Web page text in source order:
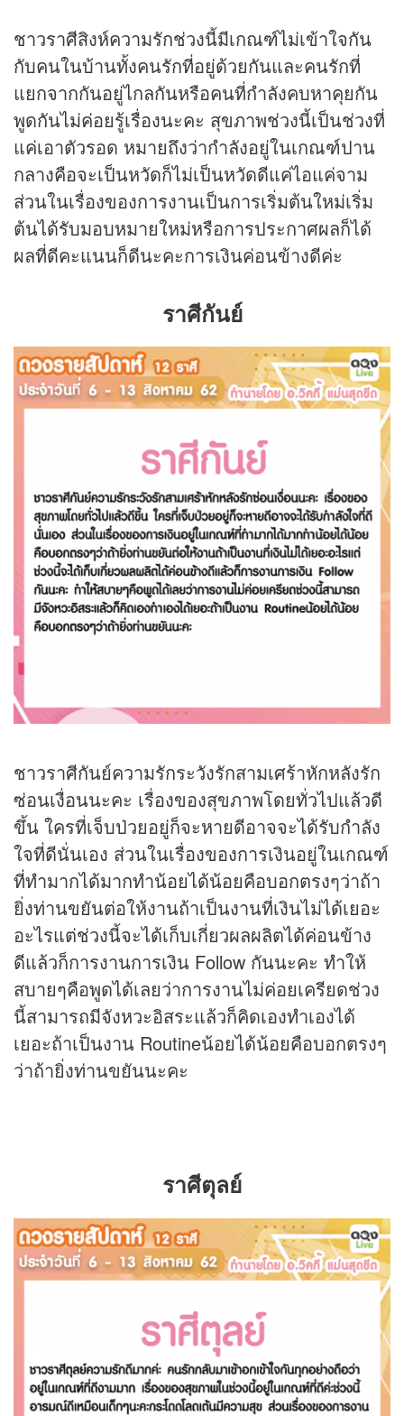
ชาวราศีสิงห์ความรักช่วงนี้มีเกณฑ์ไม่เข้าใจกัน
กับคนในบ้านทั้งคนรักที่อยู่ด้วยกันและคนรักที่
แยกจากกันอยู่ไกลกันหรือคนที่กำลังคบหาคุยกัน
พูดกันไม่ค่อยรู้เรื่องนะคะ สุขภาพช่วงนี้เป็นช่วงที่
แค่เอาตัวรอด หมายถึงว่ากำลังอยู่ในเกณฑ์ปาน
กลางคือจะเป็นหวัดก็ไม่เป็นหวัดดีแค่ไอแค่จาม
ส่วนในเรื่องของการงานเป็นการเริ่มต้นใหม่เริ่ม
ต้นได้รับมอบหมายใหม่หรือการประกาศผลก็ได้
ผลที่ดีคะแนนก็ดีนะคะการเงินค่อนข้างดีค่ะ
ราศีกันย์
ชาวราศีกันย์ความรักระวังรักสามเศร้าหักหลังรัก
ซ่อนเงื่อนนะคะ เรื่องของสุขภาพโดยทั่วไปแล้วดี
ขึ้น ใครที่เจ็บป่วยอยู่ก็จะหายดีอาจจะได้รับกำลัง
ใจที่ดีนั่นเอง ส่วนในเรื่องของการเงินอยู่ในเกณฑ์
ที่ทำมากได้มากทำน้อยได้น้อยคือบอกตรงๆว่าถ้า
ยิ่งท่านขยันต่อให้งานถ้าเป็นงานที่เงินไม่ได้เยอะ
อะไรแต่ช่วงนี้จะได้เก็บเกี่ยวผลผลิตได้ค่อนข้าง
ดีแล้วก็การงานการเงิน Follow กันนะคะ ทำให้
สบายๆคือพูดได้เลยว่าการงานไม่ค่อยเครียดช่วง
นี้สามารถมีจังหวะอิสระแล้วก็คิดเองทำเองได้
เยอะถ้าเป็นงาน Routineน้อยได้น้อยคือบอกตรงๆ
ว่าถ้ายิ่งท่านขยันนะคะ
ราศีตุลย์